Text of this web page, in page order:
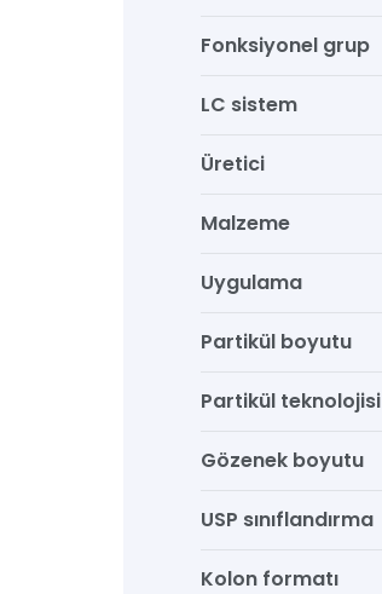
Fonksiyonel grup
LC sistem
Üretici
Malzeme
Uygulama
Partikül boyutu
Partikül teknolojisi
Gözenek boyutu
USP sınıflandırma
Kolon formatı